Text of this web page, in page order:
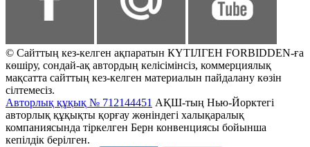
© Сайттың кез-келген ақпаратын КҮТІЛГЕН FORBIDDEN-ға
көшіру, сондай-ақ автордың келісімінсіз, коммерциялық
мақсатта сайттың кез-келген материалын пайдалану көзін
сілтемесіз.
Авторлық құқық № 712144451 АҚШ-тың Нью-Йорктегі
авторлық құқықты қорғау жөніндегі халықаралық
компаниясында тіркелген Берн конвенциясы бойынша
кепілдік берілген.